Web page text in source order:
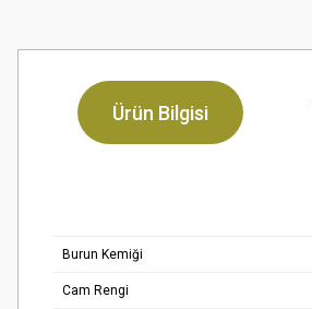
Ürün Bilgisi
Burun Kemiği
Cam Rengi